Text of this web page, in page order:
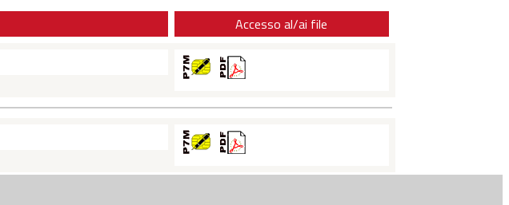
Accesso al/ai file